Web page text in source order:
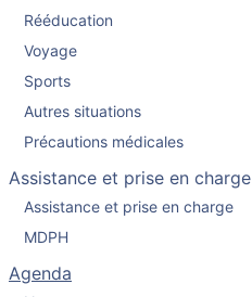
Rééducation
Voyage
Sports
Autres situations
Précautions médicales
Assistance et prise en charge
Assistance et prise en charge
MDPH
Agenda